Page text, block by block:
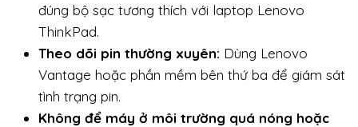
đúng bộ sạc tương thích với laptop Lenovo
ThinkPad.
Theo dõi pin thường xuyên: Dùng Lenovo
Vantage hoặc phần mềm bên thứ ba để giám sát
tình trạng pin.
Không để máy ở môi trường quá nóng hoặc